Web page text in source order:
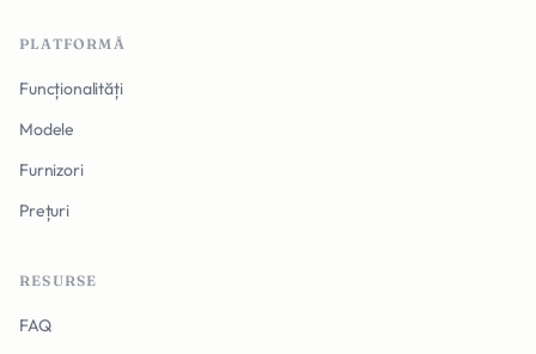
PLATFORMĂ
Funcționalități
Modele
Furnizori
Prețuri
RESURSE
FAQ